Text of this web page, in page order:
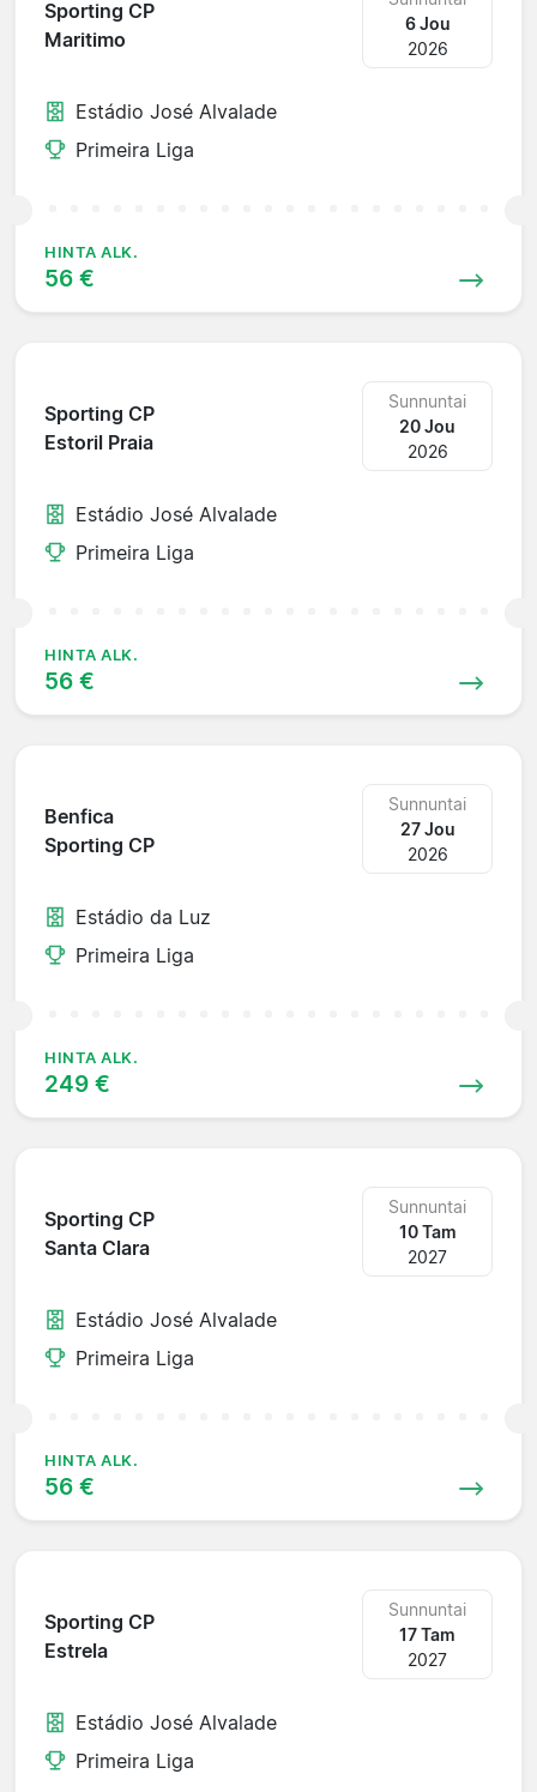
Sporting CP
Maritimo
6 Jou
2026
Estádio José Alvalade
Primeira Liga
HINTA ALK.
56 €
Sporting CP
Estoril Praia
Sunnuntai
20 Jou
2026
Estádio José Alvalade
Primeira Liga
HINTA ALK.
56 €
Benfica
Sporting CP
Sunnuntai
27 Jou
2026
Estádio da Luz
Primeira Liga
HINTA ALK.
249 €
Sporting CP
Santa Clara
Sunnuntai
10 Tam
2027
Estádio José Alvalade
Primeira Liga
HINTA ALK.
56 €
Sporting CP
Estrela
Sunnuntai
17 Tam
2027
Estádio José Alvalade
Primeira Liga